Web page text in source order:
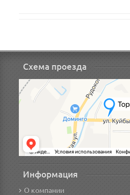
Схема проезда
Информация
О компании